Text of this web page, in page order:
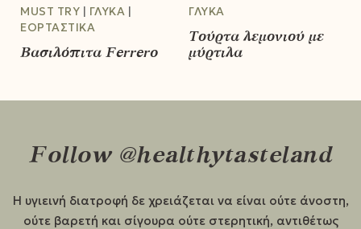
MUST TRY
ΓΛΥΚΆ
ΕΟΡΤΑΣΤΙΚΆ
Βασιλόπιτα Ferrero
ΓΛΥΚΆ
Τούρτα λεμονιού με
μύρτιλα
Follow @healthytasteland
Η υγιεινή διατροφή δε χρειάζεται να είναι ούτε άνοστη,
ούτε βαρετή και σίγουρα ούτε στερητική, αντιθέτως